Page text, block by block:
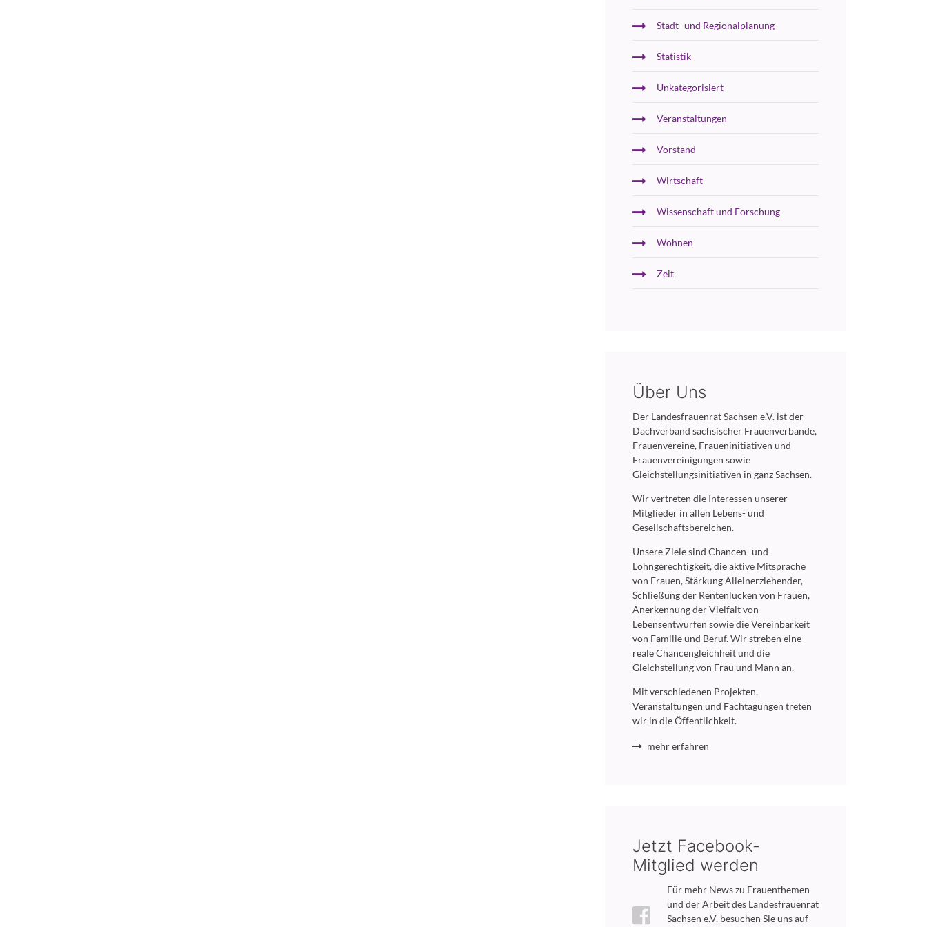
Stadt- und Regionalplanung
Statistik
Unkategorisiert
Veranstaltungen
Vorstand
Wirtschaft
Wissenschaft und Forschung
Wohnen
Zeit
Über Uns
Der Landesfrauenrat Sachsen e.V. ist der
Dachverband sächsischer Frauenverbände,
Frauenvereine, Fraueninitiativen und
Frauenvereinigungen sowie
Gleichstellungsinitiativen in ganz Sachsen.
Wir vertreten die Interessen unserer
Mitglieder in allen Lebens- und
Gesellschaftsbereichen.
Unsere Ziele sind Chancen- und
Lohngerechtigkeit, die aktive Mitsprache
von Frauen, Stärkung Alleinerziehender,
Schließung der Rentenlücken von Frauen,
Anerkennung der Vielfalt von
Lebensentwürfen sowie die Vereinbarkeit
von Familie und Beruf. Wir streben eine
reale Chancengleichheit und die
Gleichstellung von Frau und Mann an.
Mit verschiedenen Projekten,
Veranstaltungen und Fachtagungen treten
wir in die Öffentlichkeit.
mehr erfahren
Jetzt Facebook-
Mitglied werden
Für mehr News zu Frauenthemen
und der Arbeit des Landesfrauenrat
Sachsen e.V. besuchen Sie uns auf